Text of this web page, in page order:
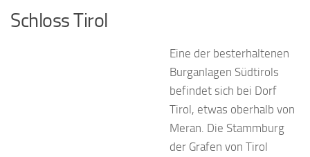
Schloss Tirol
Eine der besterhaltenen
Burganlagen Südtirols
befindet sich bei Dorf
Tirol, etwas oberhalb von
Meran. Die Stammburg
der Grafen von Tirol